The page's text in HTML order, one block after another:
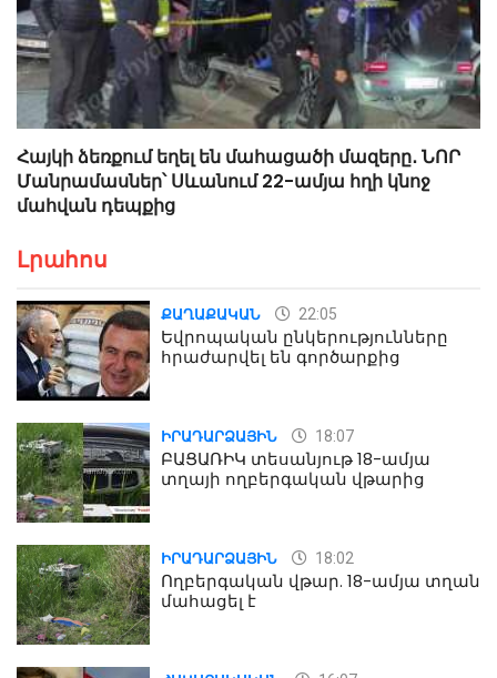
Հայկի ձեռքում եղել են մահացածի մազերը․ ՆՈՐ
Մանրամասներ՝ Սևանում 22-ամյա հղի կնոջ
մահվան դեպքից
Լրահոս
ՔԱՂԱՔԱԿԱՆ 22:05
Եվրոպական ընկերությունները
հրաժարվել են գործարքից
ԻՐԱԴԱՐՁԱՅԻՆ 18:07
ԲԱՑԱՌԻԿ տեսանյութ 18-ամյա
տղայի ողբերգական վթարից
ԻՐԱԴԱՐՁԱՅԻՆ 18:02
Ողբերգական վթար. 18-ամյա տղան
մահացել է